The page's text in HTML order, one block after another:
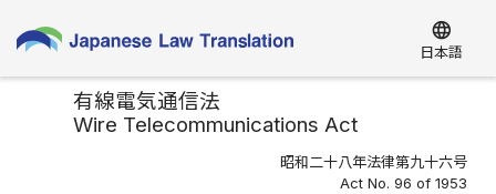
language
日本語
有線電気通信法
Wire Telecommunications Act
昭和二十八年法律第九十六号
Act No. 96 of 1953